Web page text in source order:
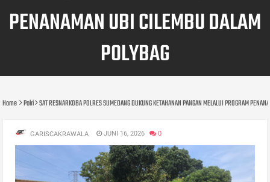
PENANAMAN UBI CILEMBU DALAM
POLYBAG
Home Polri SAT RESNARKOBA POLRES SUMEDANG DUKUNG KETAHANAN PANGAN MELALUI PROGRAM
GARISCAKRAWALA JUNI 16, 2026 0